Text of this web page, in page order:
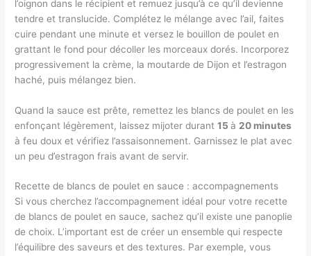
l’oignon dans le récipient et remuez jusqu’à ce qu’il devienne
tendre et translucide. Complétez le mélange avec l’ail, faites
cuire pendant une minute et versez le bouillon de poulet en
grattant le fond pour décoller les morceaux dorés. Incorporez
progressivement la crème, la moutarde de Dijon et l’estragon
haché, puis mélangez bien.
Quand la sauce est prête, remettez les blancs de poulet en les
enfonçant légèrement, laissez mijoter durant15à 20 minutes
à feu doux et vérifiez l’assaisonnement. Garnissez le plat avec
un peu d’estragon frais avant de servir.
Recette de blancs de poulet en sauce : accompagnements
Si vous cherchez l’accompagnement idéal pour votre recette
de blancs de poulet en sauce, sachez qu’il existe une panoplie
de choix. L’important est de créer un ensemble qui respecte
l’équilibre des saveurs et des textures. Par exemple, vous